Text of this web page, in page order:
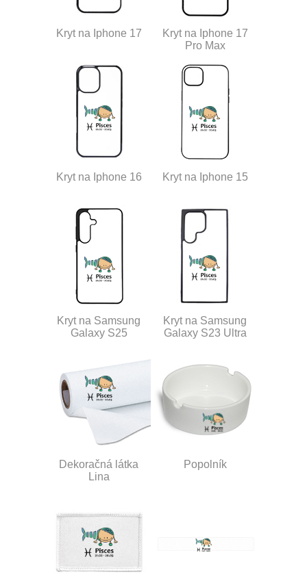
Kryt na Iphone 17
Kryt na Iphone 17
Pro Max
Kryt na Iphone 16 Kryt na Iphone 15
Kryt na Samsung
Galaxy S25
Kryt na Samsung
Galaxy S23 Ultra
Dekoračná látka
Lina
Popolník